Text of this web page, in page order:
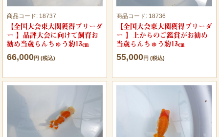
商品コード: 18737
【全国大会東大関獲得ブリーダ
ー 】品評大会に向けて飼育お
勧め当歳らんちゅう約13㎝
66,000円 (税込)
商品コード: 18736
【全国大会東大関獲得ブリーダ
ー 】上からのご鑑賞がお勧め
当歳らんちゅう約13㎝
55,000円 (税込)